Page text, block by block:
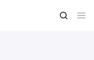
BENJI kaufen